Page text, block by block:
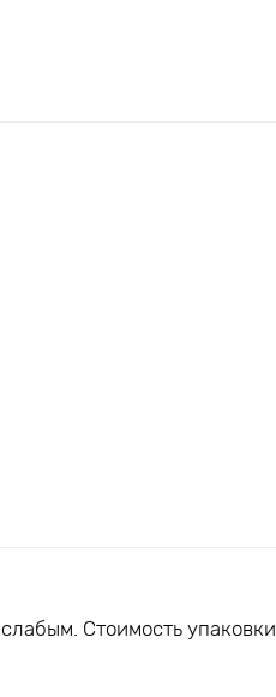
Стоимость упаковки